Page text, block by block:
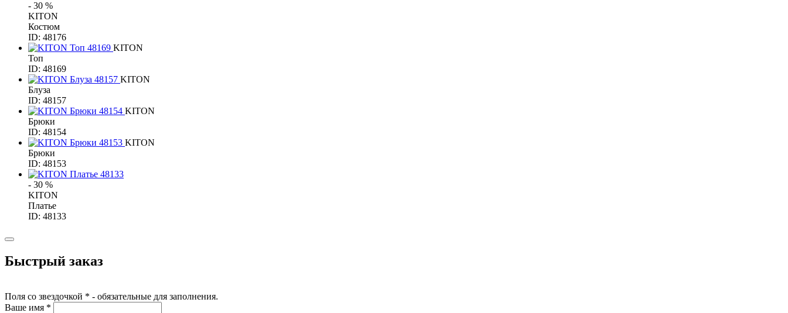
- 30 %
KITON
Костюм
ID: 48176
KITON
Топ
ID: 48169
KITON
Блуза
ID: 48157
KITON
Брюки
ID: 48154
KITON
Брюки
ID: 48153
- 30 %
KITON
Платье
ID: 48133
Быстрый заказ
Поля со звездочкой * - обязательные для заполнения.
Ваше имя *